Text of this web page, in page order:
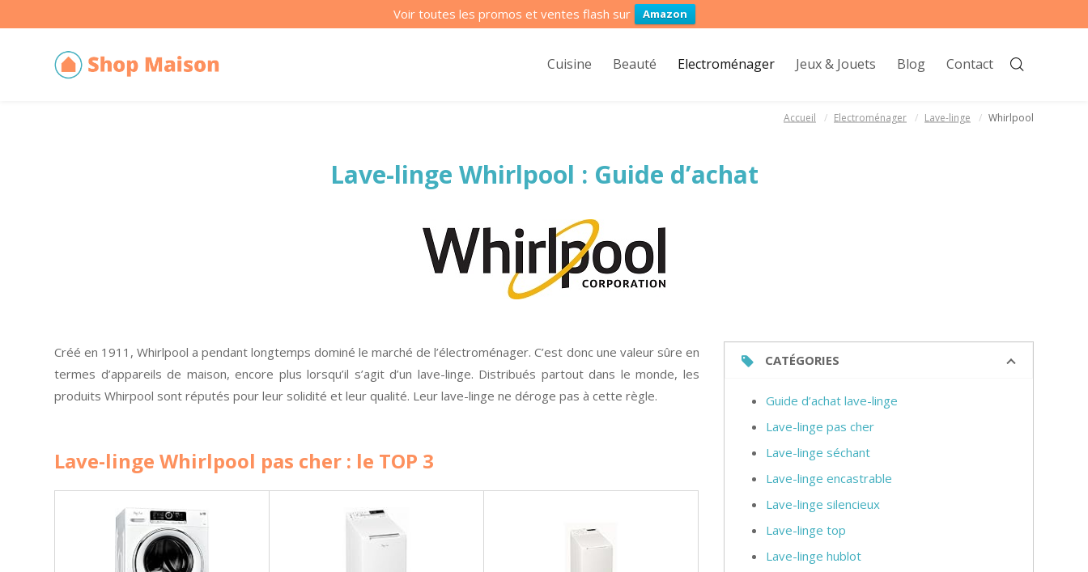
Voir toutes les promos et ventes flash sur Amazon
Cuisine Beauté Electroménager Jeux & Jouets Blog Contact
Accueil Electroménager Lave-linge Whirlpool
Lave-linge Whirlpool : Guide d’achat
Créé en 1911, Whirlpool a pendant longtemps dominé le marché de l’électroménager. C’est donc une valeur sûre en
termes d’appareils de maison, encore plus lorsqu’il s’agit d’un lave-linge. Distribués partout dans le monde, les
produits Whirpool sont réputés pour leur solidité et leur qualité. Leur lave-linge ne déroge pas à cette règle.
Lave-linge Whirlpool pas cher : le TOP 3
CATÉGORIES
Guide d’achat lave-linge
Lave-linge pas cher
Lave-linge séchant
Lave-linge encastrable
Lave-linge silencieux
Lave-linge top
Lave-linge hublot